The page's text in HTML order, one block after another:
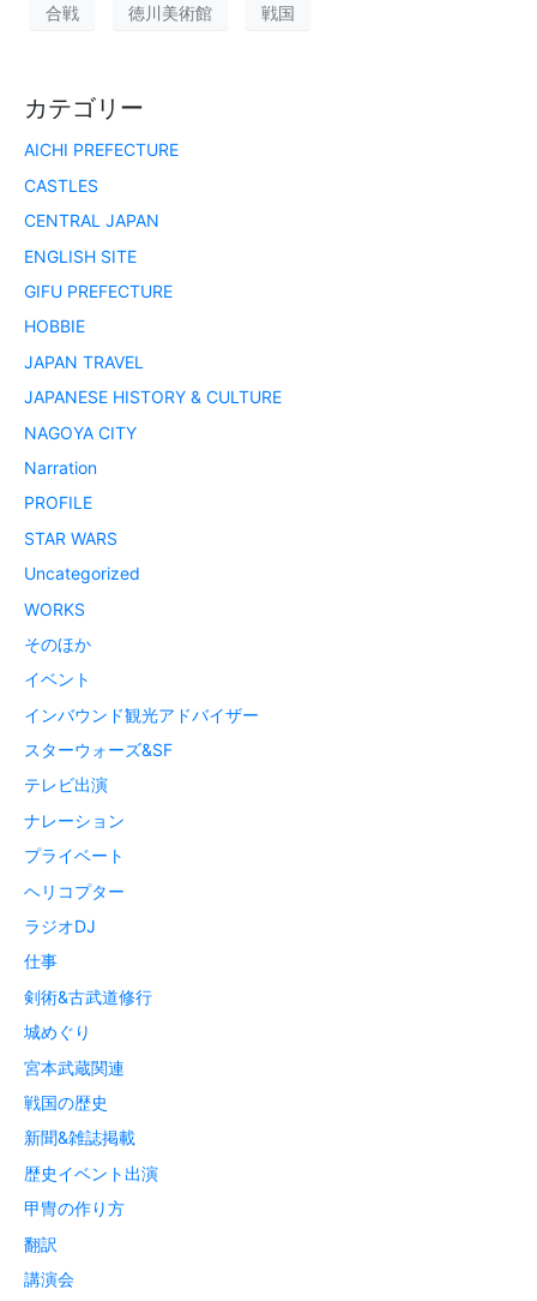
合戦 徳川美術館 戦国
カテゴリー
AICHI PREFECTURE
CASTLES
CENTRAL JAPAN
ENGLISH SITE
GIFU PREFECTURE
HOBBIE
JAPAN TRAVEL
JAPANESE HISTORY & CULTURE
NAGOYA CITY
Narration
PROFILE
STAR WARS
Uncategorized
WORKS
そのほか
イベント
インバウンド観光アドバイザー
スターウォーズ&SF
テレビ出演
ナレーション
プライベート
ヘリコプター
ラジオDJ
仕事
剣術&古武道修行
城めぐり
宮本武蔵関連
戦国の歴史
新聞&雑誌掲載
歴史イベント出演
甲冑の作り方
翻訳
講演会